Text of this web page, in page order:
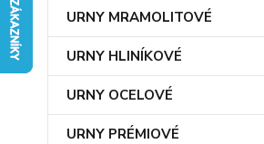
URNY MRAMOLITOVÉ
URNY HLINÍKOVÉ
URNY OCELOVÉ
URNY PRÉMIOVÉ